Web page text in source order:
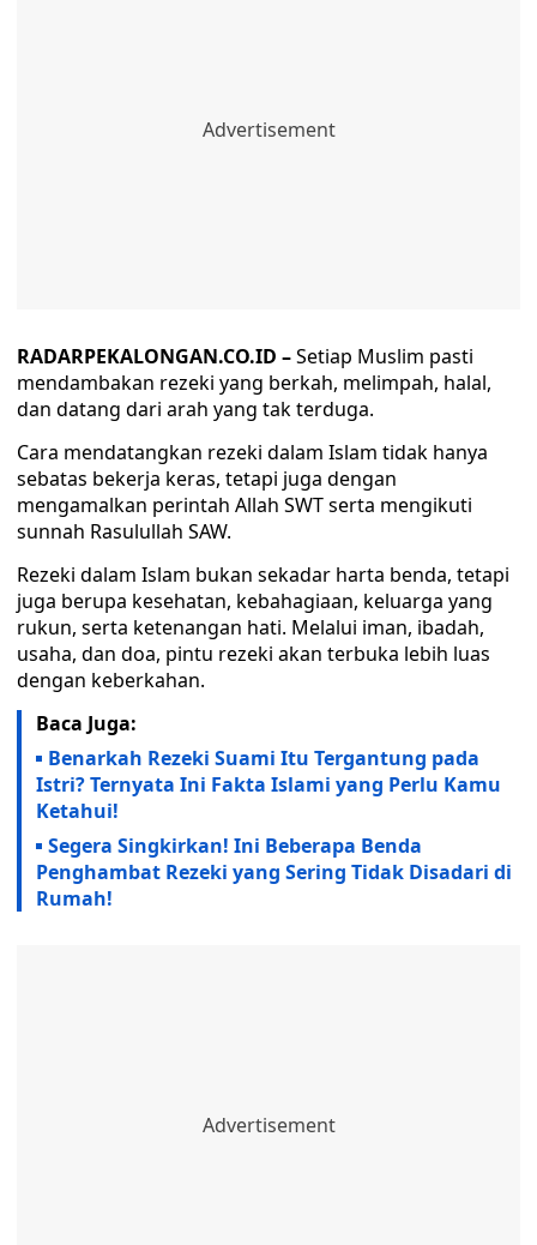
RADARPEKALONGAN.CO.ID –Setiap Muslim pasti
mendambakan rezeki yang berkah, melimpah, halal,
dan datang dari arah yang tak terduga.
Cara mendatangkan rezeki dalam Islam tidak hanya
sebatas bekerja keras, tetapi juga dengan
mengamalkan perintah Allah SWT serta mengikuti
sunnah Rasulullah SAW.
Rezeki dalam Islam bukan sekadar harta benda, tetapi
juga berupa kesehatan, kebahagiaan, keluarga yang
rukun, serta ketenangan hati. Melalui iman, ibadah,
usaha, dan doa, pintu rezeki akan terbuka lebih luas
dengan keberkahan.
Baca Juga:
Benarkah Rezeki Suami Itu Tergantung pada
Istri? Ternyata Ini Fakta Islami yang Perlu Kamu
Ketahui!
Segera Singkirkan! Ini Beberapa Benda
Penghambat Rezeki yang Sering Tidak Disadari di
Rumah!